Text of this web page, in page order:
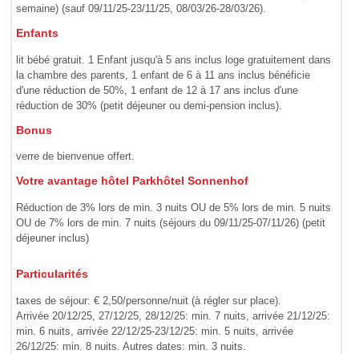
semaine) (sauf 09/11/25-23/11/25, 08/03/26-28/03/26).
Enfants
lit bébé gratuit. 1 Enfant jusqu'à 5 ans inclus loge gratuitement dans
la chambre des parents, 1 enfant de 6 à 11 ans inclus bénéficie
d'une réduction de 50%, 1 enfant de 12 à 17 ans inclus d'une
réduction de 30% (petit déjeuner ou demi-pension inclus).
Bonus
verre de bienvenue offert.
Votre avantage hôtel Parkhôtel Sonnenhof
Réduction de 3% lors de min. 3 nuits OU de 5% lors de min. 5 nuits
OU de 7% lors de min. 7 nuits (séjours du 09/11/25-07/11/26) (petit
déjeuner inclus)
Particularités
taxes de séjour: € 2,50/personne/nuit (à régler sur place).
Arrivée 20/12/25, 27/12/25, 28/12/25: min. 7 nuits, arrivée 21/12/25:
min. 6 nuits, arrivée 22/12/25-23/12/25: min. 5 nuits, arrivée
26/12/25: min. 8 nuits. Autres dates: min. 3 nuits.